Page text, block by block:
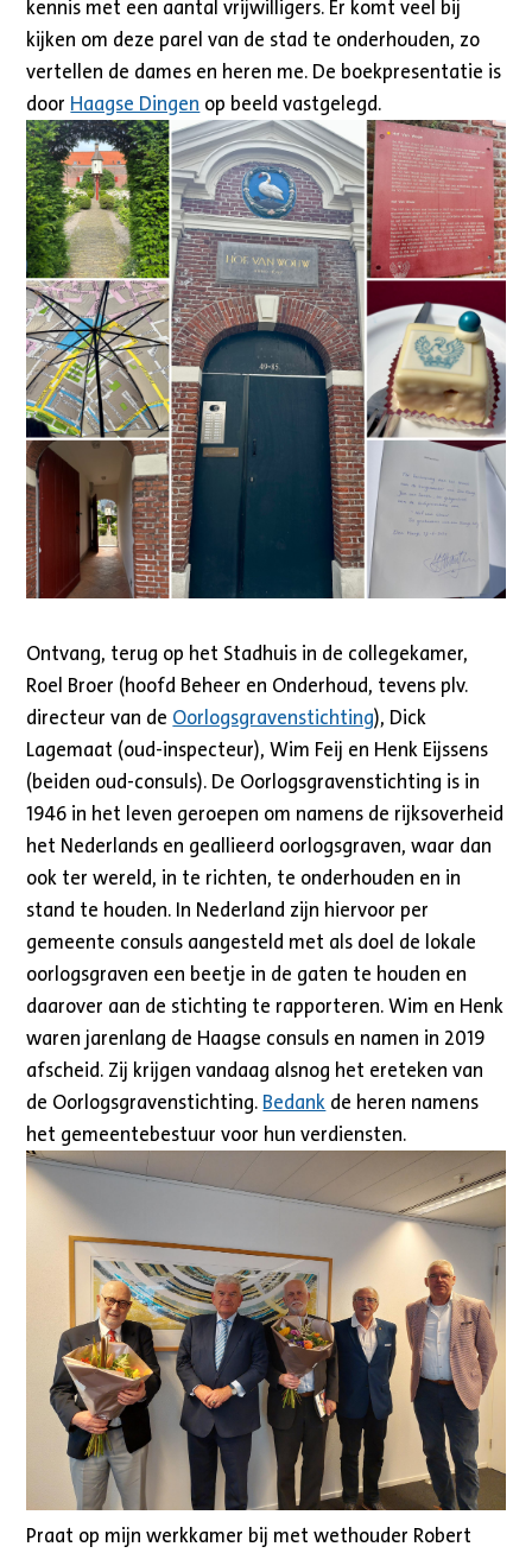
kennis met een aantal vrijwilligers. Er komt veel bij
kijken om deze parel van de stad te onderhouden, zo
vertellen de dames en heren me. De boekpresentatie is
door Haagse Dingen op beeld vastgelegd.
Ontvang, terug op het Stadhuis in de collegekamer,
Roel Broer (hoofd Beheer en Onderhoud, tevens plv.
directeur van de Oorlogsgravenstichting), Dick
Lagemaat (oud-inspecteur), Wim Feij en Henk Eijssens
(beiden oud-consuls). De Oorlogsgravenstichting is in
1946 in het leven geroepen om namens de rijksoverheid
het Nederlands en geallieerd oorlogsgraven, waar dan
ook ter wereld, in te richten, te onderhouden en in
stand te houden. In Nederland zijn hiervoor per
gemeente consuls aangesteld met als doel de lokale
oorlogsgraven een beetje in de gaten te houden en
daarover aan de stichting te rapporteren. Wim en Henk
waren jarenlang de Haagse consuls en namen in 2019
afscheid. Zij krijgen vandaag alsnog het ereteken van
de Oorlogsgravenstichting. Bedank de heren namens
het gemeentebestuur voor hun verdiensten.
Praat op mijn werkkamer bij met wethouder Robert